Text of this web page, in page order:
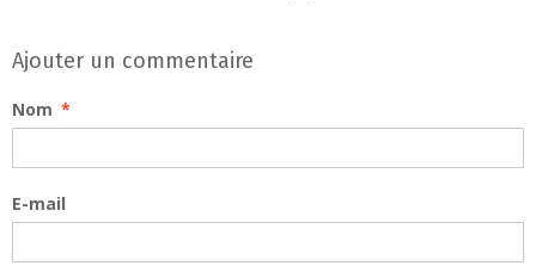
Ajouter un commentaire
Nom
E-mail